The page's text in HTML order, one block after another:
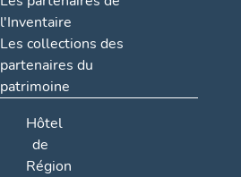
l'Inventaire
Les collections des
partenaires du
patrimoine
Hôtel
de
Région